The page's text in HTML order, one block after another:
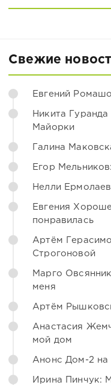
Свежие
Евгений
Никита
Майорки
Галина
Егор
Нелли
Евгения
понравилась
Артём
Строгоновой
Марго
меня
Артём
Анастасия
мой дом
Анонс Дом-2
Ирина Пинчук: